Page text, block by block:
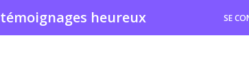
témoignages heureux SE